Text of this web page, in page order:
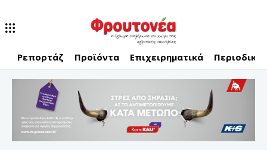
Ρεπορτάζ Προϊόντα Επιχειρηματικά Περιοδικό